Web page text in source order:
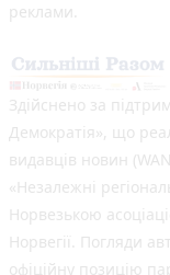
реклами.
Здійснено за
Демократія», що
видавців новин
«Незалежні
Норвезькою
Норвегії. Погляди
офіційну позицію